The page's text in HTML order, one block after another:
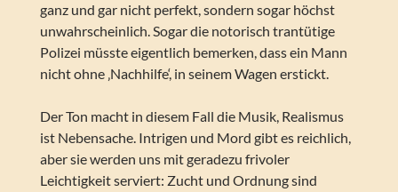
ganz und gar nicht perfekt, sondern sogar höchst
unwahrscheinlich. Sogar die notorisch trantütige
Polizei müsste eigentlich bemerken, dass ein Mann
nicht ohne ‚Nachhilfe‘, in seinem Wagen erstickt.
Der Ton macht in diesem Fall die Musik, Realismus
ist Nebensache. Intrigen und Mord gibt es reichlich,
aber sie werden uns mit geradezu frivoler
Leichtigkeit serviert: Zucht und Ordnung sind